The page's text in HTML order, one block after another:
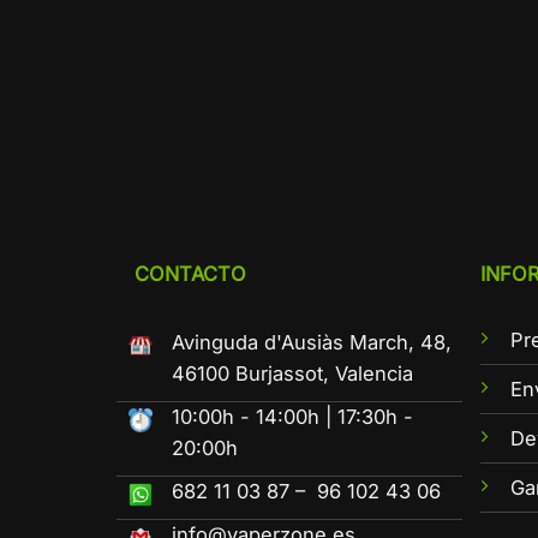
CONTACTO
Avinguda d'Ausiàs March, 48,
46100 Burjassot, Valencia
10:00h - 14:00h | 17:30h -
20:00h
682 11 03 87 – 96 102 43 06